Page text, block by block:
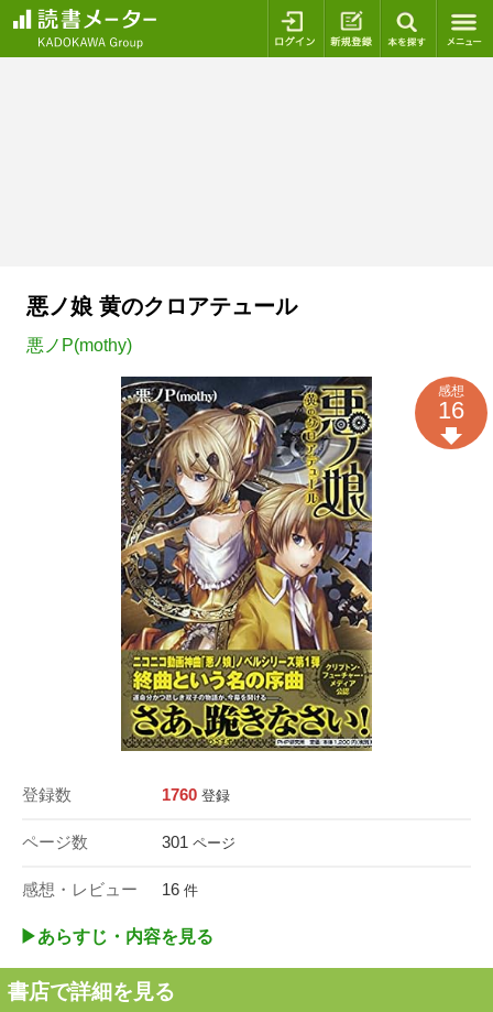
ログイン 新規登録
悪ノ娘 黄のクロアテュール
悪ノP(mothy)
登録数 1760 登録
ページ数 301 ページ
感想・レビュー 16 件
感想
16
▶︎あらすじ・内容を見る
書店で詳細を見る